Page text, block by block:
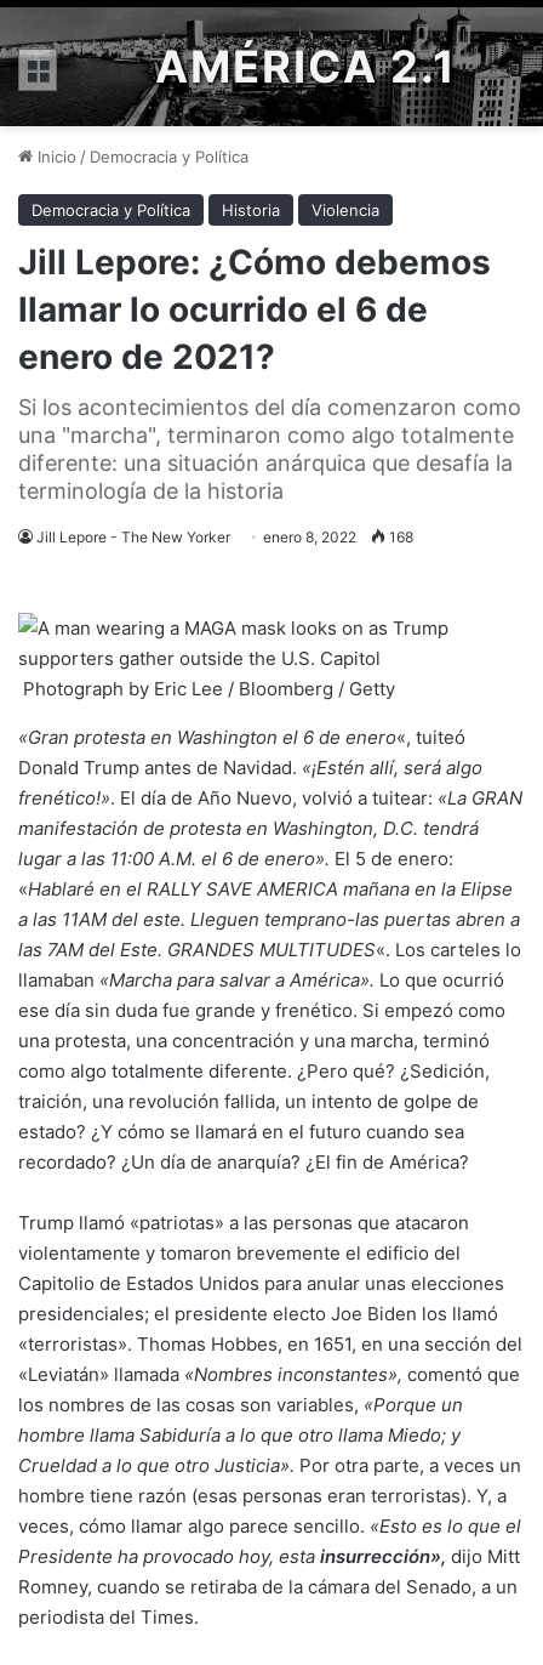
Menú AMÉRICA 2.1
Inicio / Democracia y Política
Democracia y Política Historia Violencia
Jill Lepore: ¿Cómo debemos
llamar lo ocurrido el 6 de
enero de 2021?
Si los acontecimientos del día comenzaron como
una "marcha", terminaron como algo totalmente
diferente: una situación anárquica que desafía la
terminología de la historia
Jill Lepore - The New Yorker enero 8, 2022 168
Photograph by Eric Lee / Bloomberg / Getty
«Gran protesta en Washington el 6 de enero«, tuiteó
Donald Trump antes de Navidad. «¡Estén allí, será algo
frenético!». El día de Año Nuevo, volvió a tuitear: «La GRAN
manifestación de protesta en Washington, D.C. tendrá
lugar a las 11:00 A.M. el 6 de enero». El 5 de enero:
«Hablaré en el RALLY SAVE AMERICA mañana en la Elipse
a las 11AM del este. Lleguen temprano-las puertas abren a
las 7AM del Este. GRANDES MULTITUDES«. Los carteles lo
llamaban «Marcha para salvar a América». Lo que ocurrió
ese día sin duda fue grande y frenético. Si empezó como
una protesta, una concentración y una marcha, terminó
como algo totalmente diferente. ¿Pero qué? ¿Sedición,
traición, una revolución fallida, un intento de golpe de
estado? ¿Y cómo se llamará en el futuro cuando sea
recordado? ¿Un día de anarquía? ¿El fin de América?
Trump llamó «patriotas» a las personas que atacaron
violentamente y tomaron brevemente el edificio del
Capitolio de Estados Unidos para anular unas elecciones
presidenciales; el presidente electo Joe Biden los llamó
«terroristas». Thomas Hobbes, en 1651, en una sección del
«Leviatán» llamada «Nombres inconstantes», comentó que
los nombres de las cosas son variables, «Porque un
hombre llama Sabiduría a lo que otro llama Miedo; y
Crueldad a lo que otro Justicia». Por otra parte, a veces un
hombre tiene razón (esas personas eran terroristas). Y, a
veces, cómo llamar algo parece sencillo. «Esto es lo que el
Presidente ha provocado hoy, esta insurrección», dijo Mitt
Romney, cuando se retiraba de la cámara del Senado, a un
periodista del Times.